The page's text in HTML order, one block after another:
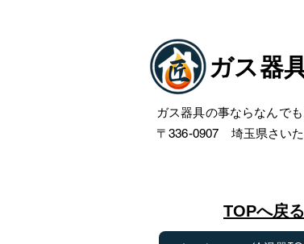
ガス器
ガス器具の事ならなんで
〒336-0907 埼玉県さい
​TOPへ戻る